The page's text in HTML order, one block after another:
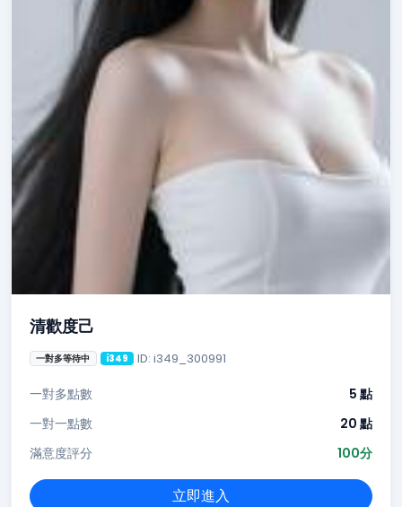
清歡度己
一對多等待中 i349 ID: i349_300991
一對多點數
5 點
一對一點數
20 點
滿意度評分
100分
立即進入